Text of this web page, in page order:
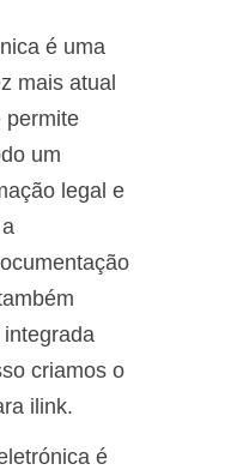
é uma
mais atual
permite
um
legal e
criamos o
ilink.
é